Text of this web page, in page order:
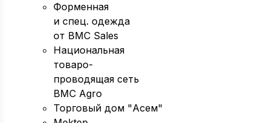
Форменная
и спец. одежда
от BMC Sales
Национальная
товаро-
проводящая сеть
BMC Agro
Торговый дом "Асем"